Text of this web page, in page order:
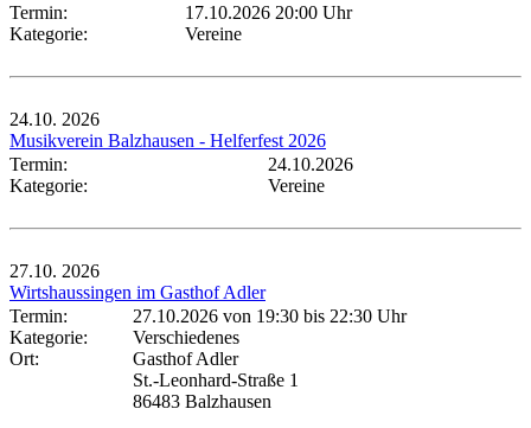
Termin:
17.10.2026 20:00 Uhr
Kategorie:
Vereine
24.10. 2026
Musikverein Balzhausen - Helferfest 2026
Termin:
24.10.2026
Kategorie:
Vereine
27.10. 2026
Wirtshaussingen im Gasthof Adler
Termin:
27.10.2026 von 19:30 bis 22:30 Uhr
Kategorie:
Verschiedenes
Ort:
Gasthof Adler
St.-Leonhard-Straße 1
86483 Balzhausen